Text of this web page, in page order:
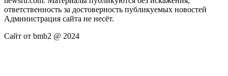
ответственность за достоверность публикуемых новостей
Администрация сайта не несёт.
Сайт от bmb2 @ 2024